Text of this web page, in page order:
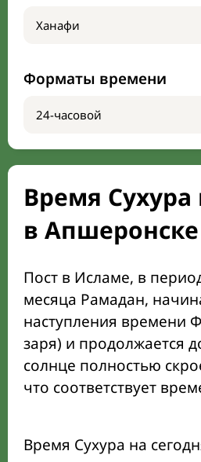
Форматы времени
Время
в Апшеронске
Пост в Исламе, в
месяца Рамадан,
наступления времени
заря) и продолжается
солнце полностью
что соответствует
Время Сухура на